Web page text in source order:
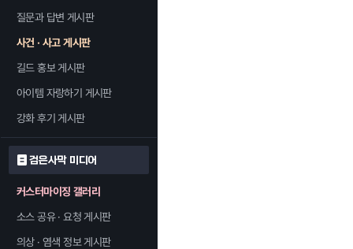
질문과 답변 게시판
사건 · 사고 게시판
길드 홍보 게시판
아이템 자랑하기 게시판
강화 후기 게시판
검은사막 미디어
커스터마이징 갤러리
소스 공유 · 요청 게시판
의상 · 염색 정보 게시판